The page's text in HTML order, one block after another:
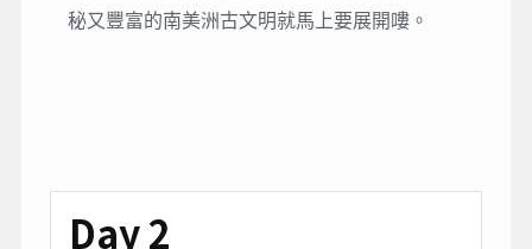
秘又豐富的南美洲古文明就馬上要展開嘍。
Day 2